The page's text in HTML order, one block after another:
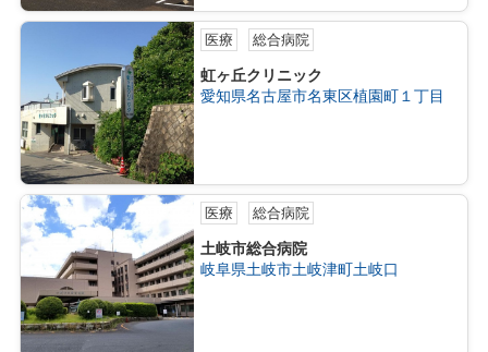
医療 総合病院
虹ヶ丘クリニック
愛知県名古屋市名東区植園町１丁目
医療 総合病院
土岐市総合病院
岐阜県土岐市土岐津町土岐口